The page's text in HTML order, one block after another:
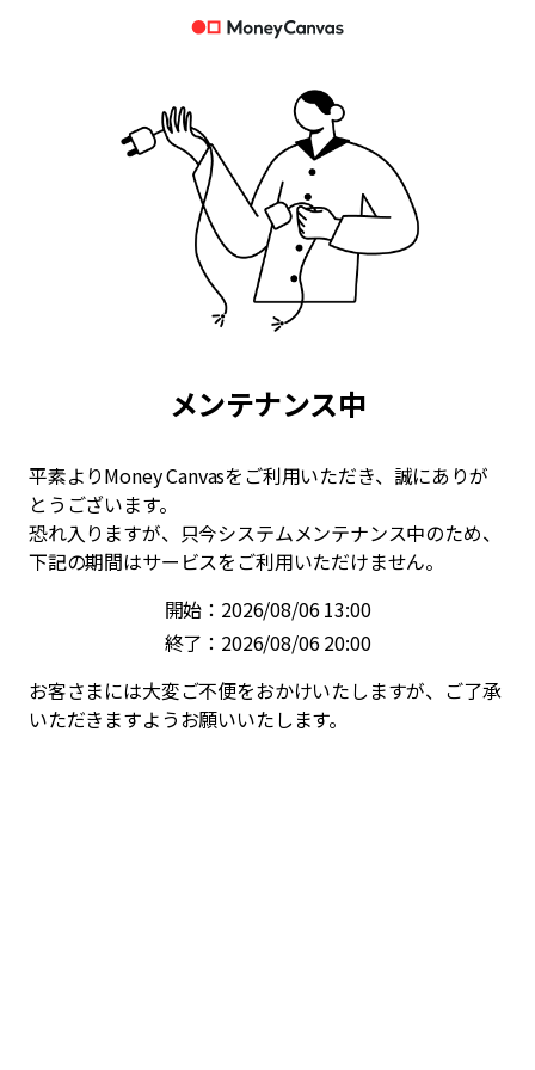
メンテナンス中
平素よりMoney Canvasをご利用いただき、誠にありが
とうございます。
恐れ入りますが、只今システムメンテナンス中のため、
下記の期間はサービスをご利用いただけません。
開始：2026/08/06 13:00
終了：2026/08/06 20:00
お客さまには大変ご不便をおかけいたしますが、ご了承
いただきますようお願いいたします。